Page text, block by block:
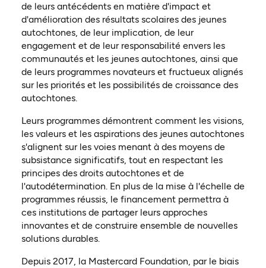
de leurs antécédents en matière d'impact et
d'amélioration des résultats scolaires des jeunes
autochtones, de leur implication, de leur
engagement et de leur responsabilité envers les
communautés et les jeunes autochtones, ainsi que
de leurs programmes novateurs et fructueux alignés
sur les priorités et les possibilités de croissance des
autochtones.
Leurs programmes démontrent comment les visions,
les valeurs et les aspirations des jeunes autochtones
s'alignent sur les voies menant à des moyens de
subsistance significatifs, tout en respectant les
principes des droits autochtones et de
l'autodétermination. En plus de la mise à l'échelle de
programmes réussis, le financement permettra à
ces institutions de partager leurs approches
innovantes et de construire ensemble de nouvelles
solutions durables.
Depuis 2017, la Mastercard Foundation, par le biais